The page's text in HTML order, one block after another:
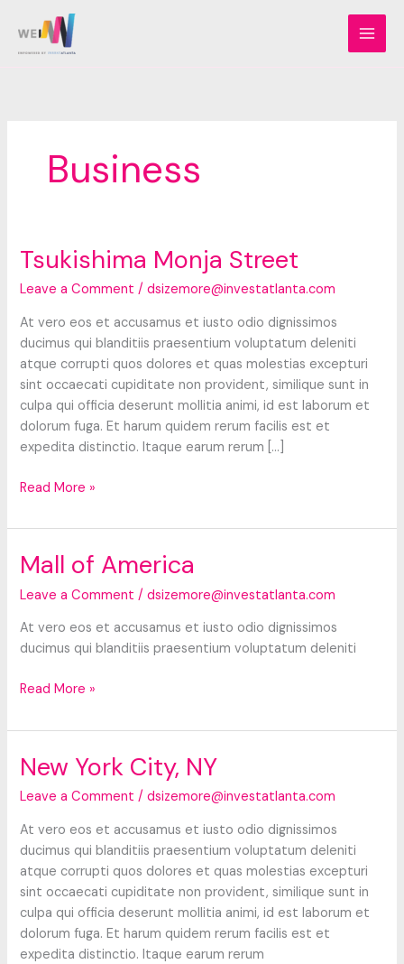
content
Business
Tsukishima Monja Street
Leave a Comment /dsizemore@investatlanta.com
At vero eos et accusamus et iusto odio dignissimos
ducimus qui blanditiis praesentium voluptatum deleniti
atque corrupti quos dolores et quas molestias excepturi
sint occaecati cupiditate non provident, similique sunt in
culpa qui officia deserunt mollitia animi, id est laborum et
dolorum fuga. Et harum quidem rerum facilis est et
expedita distinctio. Itaque earum rerum […]
Tsukishima
Street
Read More »
Mall of America
Leave a Comment /dsizemore@investatlanta.com
At vero eos et accusamus et iusto odio dignissimos
ducimus qui blanditiis praesentium voluptatum deleniti
Mall
America
Read More »
New York City, NY
Leave a Comment /dsizemore@investatlanta.com
At vero eos et accusamus et iusto odio dignissimos
ducimus qui blanditiis praesentium voluptatum deleniti
atque corrupti quos dolores et quas molestias excepturi
sint occaecati cupiditate non provident, similique sunt in
culpa qui officia deserunt mollitia animi, id est laborum et
dolorum fuga. Et harum quidem rerum facilis est et
expedita distinctio. Itaque earum rerum